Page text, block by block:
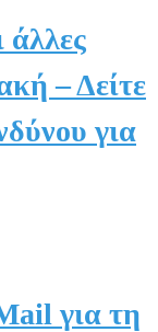
άλλες
– Δείτε
για
για τη